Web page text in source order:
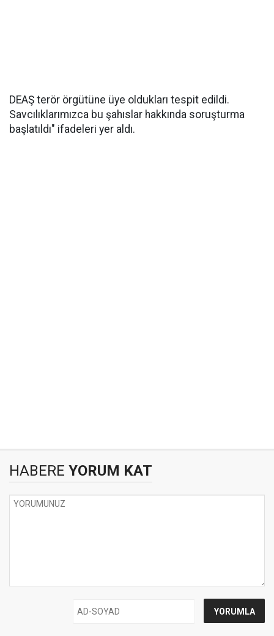
DEAŞ terör örgütüne üye oldukları tespit edildi.
Savcılıklarımızca bu şahıslar hakkında soruşturma
başlatıldı" ifadeleri yer aldı.
HABERE YORUM KAT